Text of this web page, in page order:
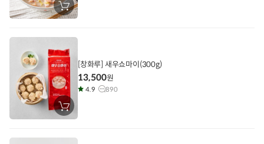
장
바
에
담
기
장
바
에
[창화루] 새우쇼마이(300g)
13,500원
4.9 890